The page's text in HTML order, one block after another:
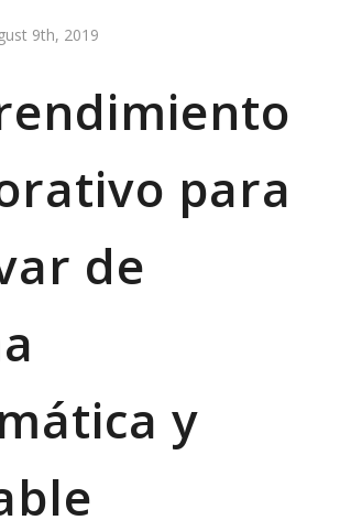
9th, 2019
para
de
y